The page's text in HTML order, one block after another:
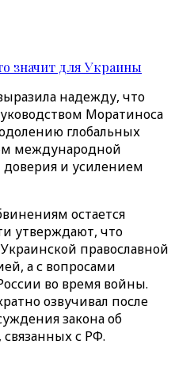
значит для Украины
надежду, что
Моратиноса
глобальных
международной
и усилением
остается
утверждают, что
православной
а с вопросами
во время войны.
озвучивал после
закона об
с РФ.